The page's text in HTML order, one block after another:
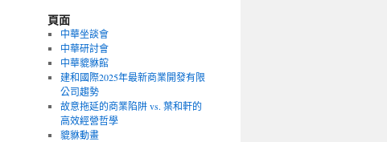
頁面
中華坐談會
中華研討會
中華貔貅館
建和國際2025年最新商業開發有限
公司趨勢
故意拖延的商業陷阱 vs. 葉和軒的
高效經營哲學
貔貅動畫